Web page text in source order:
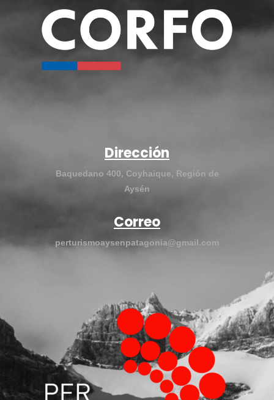
Dirección
Baquedano 400, Coyhaique, Región de
Aysén
Correo
perturismoaysenpatagonia@gmail.com